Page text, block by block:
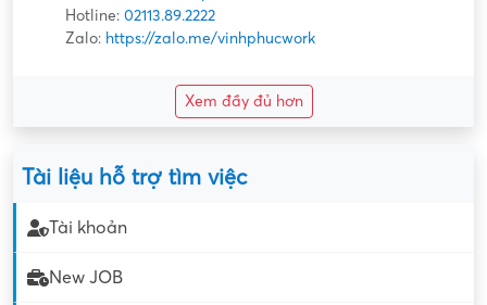
Hotline: 02113.89.2222
Zalo: https://zalo.me/vinhphucwork
Xem đầy đủ hơn
Tài liệu hỗ trợ tìm việc
Tài khoản
New JOB